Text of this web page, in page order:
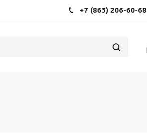
+7 (863) 206-60-68